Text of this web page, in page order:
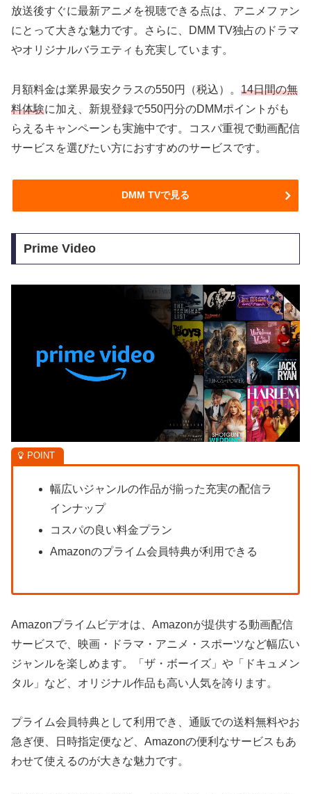
放送後すぐに最新アニメを視聴できる点は、アニメファン
にとって大きな魅力です。さらに、DMM TV独占のドラマ
やオリジナルバラエティも充実しています。
月額料金は業界最安クラスの550円（税込）。 14日間の無
料体験に加え、新規登録で550円分のDMMポイントがも
らえるキャンペーンも実施中です。コスパ重視で動画配信
サービスを選びたい方におすすめのサービスです。
DMM TVで見る
Prime Video
幅広いジャンルの作品が揃った充実の配信ラ
インナップ
コスパの良い料金プラン
Amazonのプライム会員特典が利用できる
Amazonプライムビデオは、Amazonが提供する動画配信
サービスで、映画・ドラマ・アニメ・スポーツなど幅広い
ジャンルを楽しめます。「ザ・ボーイズ」や「ドキュメン
タル」など、オリジナル作品も高い人気を誇ります。
プライム会員特典として利用でき、通販での送料無料やお
急ぎ便、日時指定便など、Amazonの便利なサービスもあ
わせて使えるのが大きな魅力です。